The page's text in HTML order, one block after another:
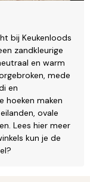
bij Keukenloods
zandkleurige
en warm
mede
en
hoeken maken
ovale
Lees hier meer
kun je de